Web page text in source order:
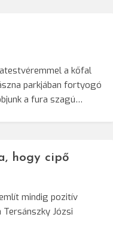
a kőfal
parkjában fortyogó
a fura szagú…
hogy cipő
mindig pozitív
Józsi